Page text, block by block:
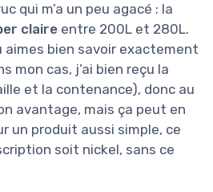
qui m’a un peu agacé : la
claire entre 200L et 280L.
bien savoir exactement
mon cas, j’ai bien reçu la
et la contenance), donc au
avantage, mais ça peut en
un produit aussi simple, ce
soit nickel, sans ce